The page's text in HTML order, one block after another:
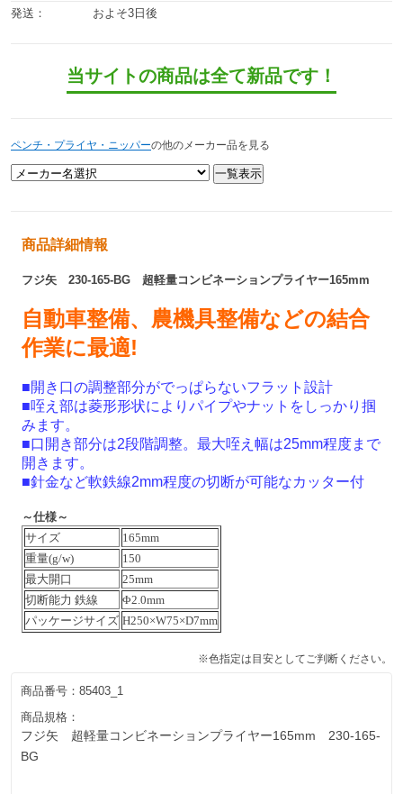
発送： およそ3日後
当サイトの商品は全て新品です！
ペンチ・プライヤ・ニッパーの他のメーカー品を見る
商品詳細情報
フジ矢 230-165-BG 超軽量コンビネーションプライヤー165mm
自動車整備、農機具整備などの結合
作業に最適!
■開き口の調整部分がでっぱらないフラット設計
■咥え部は菱形形状によりパイプやナットをしっかり掴
みます。
■口開き部分は2段階調整。最大咥え幅は25mm程度まで
開きます。
■針金など軟鉄線2mm程度の切断が可能なカッター付
～仕様～
サイズ
165mm
重量(g/w)
150
最大開口
25mm
切断能力 鉄線
Φ2.0mm
パッケージサイズ H250×W75×D7mm
※色指定は目安としてご判断ください。
商品番号： 85403_1
商品規格：
フジ矢 超軽量コンビネーションプライヤー165mm 230-165-
BG